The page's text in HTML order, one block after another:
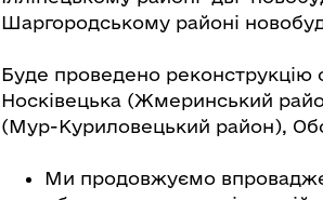
Шаргородському районі
Буде проведено реконструкцію
Носківецька (Жмеринський
(Мур-Куриловецький район),
Ми продовжуємо